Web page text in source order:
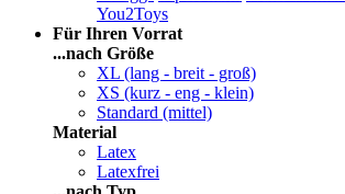
You2Toys
Für Ihren Vorrat
...nach Größe
XL (lang - breit - groß)
XS (kurz - eng - klein)
Standard (mittel)
Material
Latex
Latexfrei